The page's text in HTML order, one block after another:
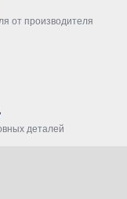
от производителя
деталей